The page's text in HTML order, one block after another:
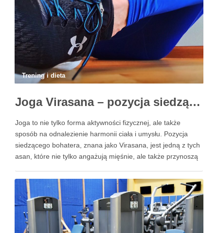
Trening i dieta
Joga Virasana – pozycja siedzącego bohatera i jej korzyści
Joga to nie tylko forma aktywności fizycznej, ale także
sposób na odnalezienie harmonii ciała i umysłu. Pozycja
siedzącego bohatera, znana jako Virasana, jest jedną z tych
asan, które nie tylko angażują mięśnie, ale także przynoszą
praktykowanie tej pozycji może poprawić elastyczność
stawów, zmniejszyć …